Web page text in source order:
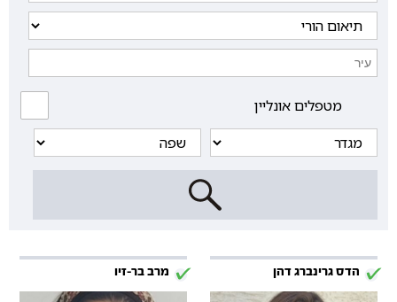
מטפלים אונליין
הדס גרינברג דהן מרב בר-זיו